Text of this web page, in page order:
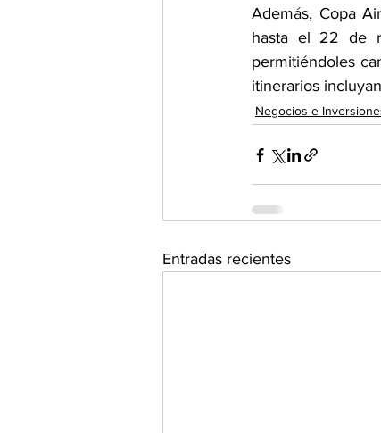
Además, Copa
hasta el 22 de
permitiéndoles
itinerarios
Negocios e
Entradas recientes